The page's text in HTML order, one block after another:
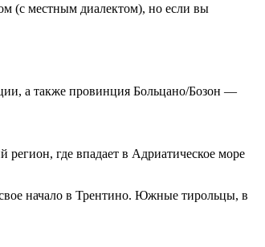
(с местным диалектом), но если вы
а также провинция Больцано/Бозон —
где впадает в Адриатическое море
начало в Трентино. Южные тирольцы, в